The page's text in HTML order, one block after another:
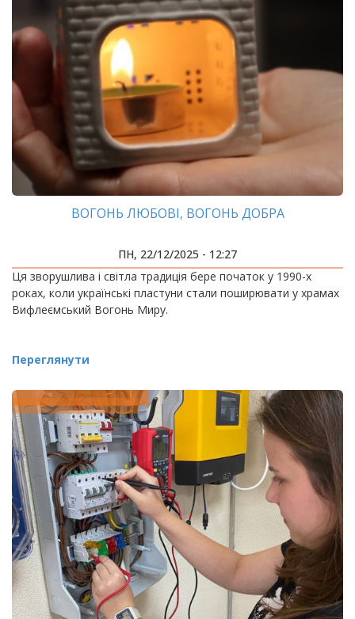
ВОГОНЬ ЛЮБОВІ, ВОГОНЬ ДОБРА
ПН, 22/12/2025 - 12:27
Ця зворушлива і світла традиція бере початок у 1990-х
роках, коли українські пластуни стали поширювати у храмах
Вифлеємський Вогонь Миру.
Переглянути